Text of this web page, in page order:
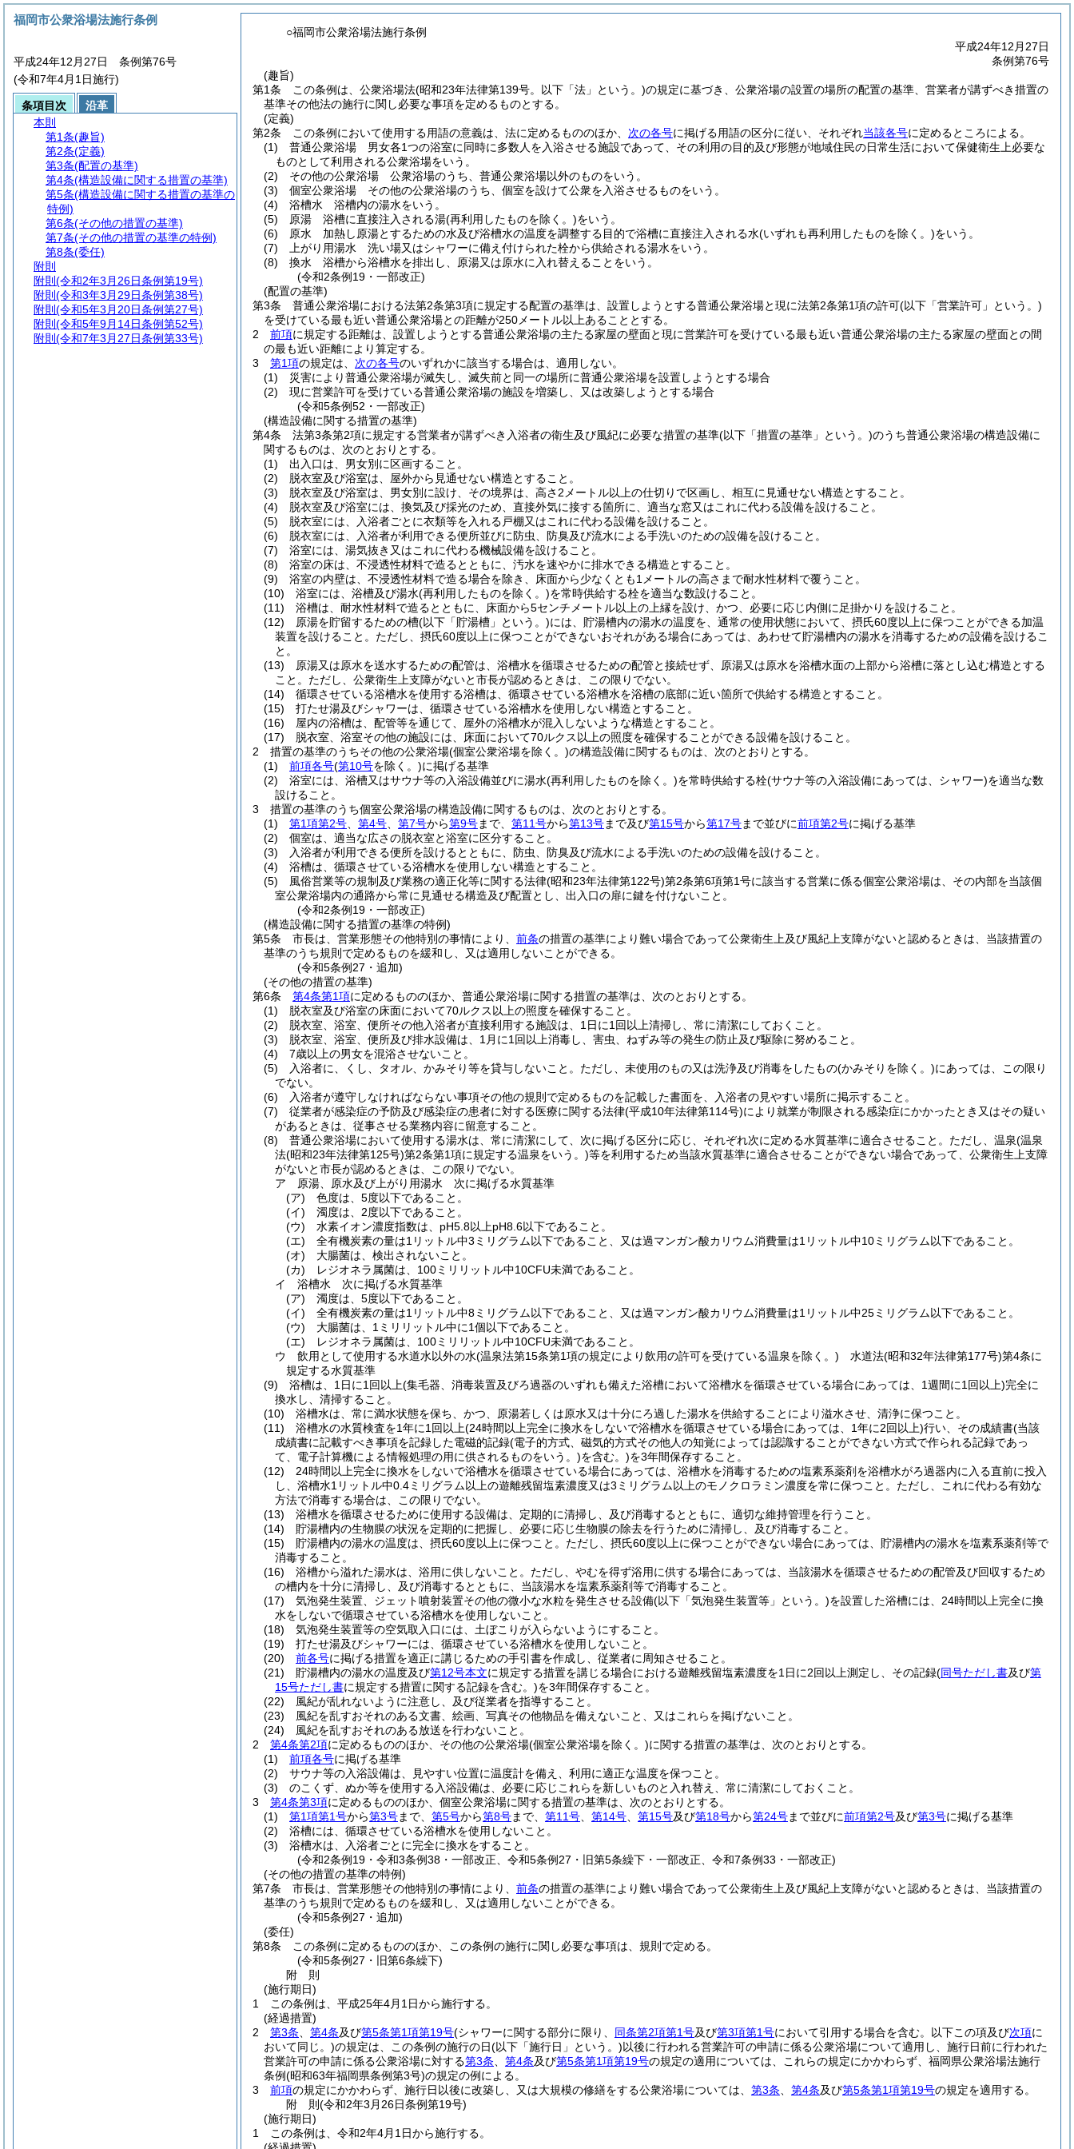
○福岡市公衆浴場法施行条例
平成24年12月27日
条例第76号
(趣旨)
第1条
この条例は、公衆浴場法(昭和23年法律第139号。以下「法」という。)の規定に基づき、公衆浴場の設置の場所の配置の基準、営業者が講ずべき措置の
基準その他法の施行に関し必要な事項を定めるものとする。
(定義)
第2条
この条例において使用する用語の意義は、法に定めるもののほか、 次の各号に掲げる用語の区分に従い、それぞれ当該各号に定めるところによる。
(1)
普通公衆浴場 男女各1つの浴室に同時に多数人を入浴させる施設であって、その利用の目的及び形態が地域住民の日常生活において保健衛生上必要な
ものとして利用される公衆浴場をいう。
(2)
その他の公衆浴場 公衆浴場のうち、普通公衆浴場以外のものをいう。
(3)
個室公衆浴場 その他の公衆浴場のうち、個室を設けて公衆を入浴させるものをいう。
(4)
浴槽水 浴槽内の湯水をいう。
(5)
原湯 浴槽に直接注入される湯(再利用したものを除く。)をいう。
(6)
原水 加熱し原湯とするための水及び浴槽水の温度を調整する目的で浴槽に直接注入される水(いずれも再利用したものを除く。)をいう。
(7)
上がり用湯水 洗い場又はシャワーに備え付けられた栓から供給される湯水をいう。
(8)
換水 浴槽から浴槽水を排出し、原湯又は原水に入れ替えることをいう。
(令和2条例19・一部改正)
(配置の基準)
第3条
普通公衆浴場における法第2条第3項に規定する配置の基準は、設置しようとする普通公衆浴場と現に法第2条第1項の許可(以下「営業許可」という。)
を受けている最も近い普通公衆浴場との距離が250メートル以上あることとする。
2
前項に規定する距離は、設置しようとする普通公衆浴場の主たる家屋の壁面と現に営業許可を受けている最も近い普通公衆浴場の主たる家屋の壁面との間
の最も近い距離により算定する。
3
第1項の規定は、 次の各号のいずれかに該当する場合は、適用しない。
(1)
災害により普通公衆浴場が滅失し、滅失前と同一の場所に普通公衆浴場を設置しようとする場合
(2)
現に営業許可を受けている普通公衆浴場の施設を増築し、又は改築しようとする場合
(令和5条例52・一部改正)
(構造設備に関する措置の基準)
第4条
法第3条第2項に規定する営業者が講ずべき入浴者の衛生及び風紀に必要な措置の基準(以下「措置の基準」という。)のうち普通公衆浴場の構造設備に
関するものは、次のとおりとする。
(1)
出入口は、男女別に区画すること。
(2)
脱衣室及び浴室は、屋外から見通せない構造とすること。
(3)
脱衣室及び浴室は、男女別に設け、その境界は、高さ2メートル以上の仕切りで区画し、相互に見通せない構造とすること。
(4)
脱衣室及び浴室には、換気及び採光のため、直接外気に接する箇所に、適当な窓又はこれに代わる設備を設けること。
(5)
脱衣室には、入浴者ごとに衣類等を入れる戸棚又はこれに代わる設備を設けること。
(6)
脱衣室には、入浴者が利用できる便所並びに防虫、防臭及び流水による手洗いのための設備を設けること。
(7)
浴室には、湯気抜き又はこれに代わる機械設備を設けること。
(8)
浴室の床は、不浸透性材料で造るとともに、汚水を速やかに排水できる構造とすること。
(9)
浴室の内壁は、不浸透性材料で造る場合を除き、床面から少なくとも1メートルの高さまで耐水性材料で覆うこと。
(10)
浴室には、浴槽及び湯水(再利用したものを除く。)を常時供給する栓を適当な数設けること。
(11)
浴槽は、耐水性材料で造るとともに、床面から5センチメートル以上の上縁を設け、かつ、必要に応じ内側に足掛かりを設けること。
(12)
原湯を貯留するための槽(以下「貯湯槽」という。)には、貯湯槽内の湯水の温度を、通常の使用状態において、摂氏60度以上に保つことができる加温
装置を設けること。 ただし、摂氏60度以上に保つことができないおそれがある場合にあっては、あわせて貯湯槽内の湯水を消毒するための設備を設けるこ
と。
(13)
原湯又は原水を送水するための配管は、浴槽水を循環させるための配管と接続せず、原湯又は原水を浴槽水面の上部から浴槽に落とし込む構造とする
こと。 ただし、公衆衛生上支障がないと市長が認めるときは、この限りでない。
(14)
循環させている浴槽水を使用する浴槽は、循環させている浴槽水を浴槽の底部に近い箇所で供給する構造とすること。
(15)
打たせ湯及びシャワーは、循環させている浴槽水を使用しない構造とすること。
(16)
屋内の浴槽は、配管等を通じて、屋外の浴槽水が混入しないような構造とすること。
(17)
脱衣室、浴室その他の施設には、床面において70ルクス以上の照度を確保することができる設備を設けること。
2
措置の基準のうちその他の公衆浴場(個室公衆浴場を除く。)の構造設備に関するものは、次のとおりとする。
(1)
前項各号(第10号を除く。)に掲げる基準
(2)
浴室には、浴槽又はサウナ等の入浴設備並びに湯水(再利用したものを除く。)を常時供給する栓(サウナ等の入浴設備にあっては、シャワー)を適当な数
設けること。
3
措置の基準のうち個室公衆浴場の構造設備に関するものは、次のとおりとする。
(1)
第1項第2号 第4号 第7号から第9号まで、 第11号から第13号まで及び第15号から第17号まで並びに前項第2号に掲げる基準
(2)
個室は、適当な広さの脱衣室と浴室に区分すること。
(3)
入浴者が利用できる便所を設けるとともに、防虫、防臭及び流水による手洗いのための設備を設けること。
(4)
浴槽は、循環させている浴槽水を使用しない構造とすること。
(5)
風俗営業等の規制及び業務の適正化等に関する法律(昭和23年法律第122号)第2条第6項第1号に該当する営業に係る個室公衆浴場は、その内部を当該個
室公衆浴場内の通路から常に見通せる構造及び配置とし、出入口の扉に鍵を付けないこと。
(令和2条例19・一部改正)
(構造設備に関する措置の基準の特例)
第5条
市長は、営業形態その他特別の事情により、 前条の措置の基準により難い場合であって公衆衛生上及び風紀上支障がないと認めるときは、当該措置の
基準のうち規則で定めるものを緩和し、又は適用しないことができる。
(令和5条例27・追加)
(その他の措置の基準)
第6条
第4条第1項に定めるもののほか、普通公衆浴場に関する措置の基準は、次のとおりとする。
(1)
脱衣室及び浴室の床面において70ルクス以上の照度を確保すること。
(2)
脱衣室、浴室、便所その他入浴者が直接利用する施設は、1日に1回以上清掃し、常に清潔にしておくこと。
(3)
脱衣室、浴室、便所及び排水設備は、1月に1回以上消毒し、害虫、ねずみ等の発生の防止及び駆除に努めること。
(4)
7歳以上の男女を混浴させないこと。
(5)
入浴者に、くし、タオル、かみそり等を貸与しないこと。 ただし、未使用のもの又は洗浄及び消毒をしたもの(かみそりを除く。)にあっては、この限り
でない。
(6)
入浴者が遵守しなければならない事項その他の規則で定めるものを記載した書面を、入浴者の見やすい場所に掲示すること。
(7)
従業者が感染症の予防及び感染症の患者に対する医療に関する法律(平成10年法律第114号)により就業が制限される感染症にかかったとき又はその疑い
があるときは、従事させる業務内容に留意すること。
(8)
普通公衆浴場において使用する湯水は、常に清潔にして、次に掲げる区分に応じ、それぞれ次に定める水質基準に適合させること。 ただし、温泉(温泉
法(昭和23年法律第125号)第2条第1項に規定する温泉をいう。)等を利用するため当該水質基準に適合させることができない場合であって、公衆衛生上支障
がないと市長が認めるときは、この限りでない。
ア
原湯、原水及び上がり用湯水 次に掲げる水質基準
(ア)
色度は、5度以下であること。
(イ)
濁度は、2度以下であること。
(ウ)
水素イオン濃度指数は、pH5.8以上pH8.6以下であること。
(エ)
全有機炭素の量は1リットル中3ミリグラム以下であること、又は過マンガン酸カリウム消費量は1リットル中10ミリグラム以下であること。
(オ)
大腸菌は、検出されないこと。
(カ)
レジオネラ属菌は、100ミリリットル中10CFU未満であること。
イ
浴槽水 次に掲げる水質基準
(ア)
濁度は、5度以下であること。
(イ)
全有機炭素の量は1リットル中8ミリグラム以下であること、又は過マンガン酸カリウム消費量は1リットル中25ミリグラム以下であること。
(ウ)
大腸菌は、1ミリリットル中に1個以下であること。
(エ)
レジオネラ属菌は、100ミリリットル中10CFU未満であること。
ウ
飲用として使用する水道水以外の水(温泉法第15条第1項の規定により飲用の許可を受けている温泉を除く。) 水道法(昭和32年法律第177号)第4条に
規定する水質基準
(9)
浴槽は、1日に1回以上(集毛器、消毒装置及びろ過器のいずれも備えた浴槽において浴槽水を循環させている場合にあっては、1週間に1回以上)完全に
換水し、清掃すること。
(10)
浴槽水は、常に満水状態を保ち、かつ、原湯若しくは原水又は十分にろ過した湯水を供給することにより溢水させ、清浄に保つこと。
(11)
浴槽水の水質検査を1年に1回以上(24時間以上完全に換水をしないで浴槽水を循環させている場合にあっては、1年に2回以上)行い、その成績書(当該
成績書に記載すべき事項を記録した電磁的記録(電子的方式、磁気的方式その他人の知覚によっては認識することができない方式で作られる記録であっ
て、電子計算機による情報処理の用に供されるものをいう。)を含む。)を3年間保存すること。
(12)
24時間以上完全に換水をしないで浴槽水を循環させている場合にあっては、浴槽水を消毒するための塩素系薬剤を浴槽水がろ過器内に入る直前に投入
し、浴槽水1リットル中0.4ミリグラム以上の遊離残留塩素濃度又は3ミリグラム以上のモノクロラミン濃度を常に保つこと。 ただし、これに代わる有効な
方法で消毒する場合は、この限りでない。
(13)
浴槽水を循環させるために使用する設備は、定期的に清掃し、及び消毒するとともに、適切な維持管理を行うこと。
(14)
貯湯槽内の生物膜の状況を定期的に把握し、必要に応じ生物膜の除去を行うために清掃し、及び消毒すること。
(15)
貯湯槽内の湯水の温度は、摂氏60度以上に保つこと。 ただし、摂氏60度以上に保つことができない場合にあっては、貯湯槽内の湯水を塩素系薬剤等で
消毒すること。
(16)
浴槽から溢れた湯水は、浴用に供しないこと。 ただし、やむを得ず浴用に供する場合にあっては、当該湯水を循環させるための配管及び回収するため
の槽内を十分に清掃し、及び消毒するとともに、当該湯水を塩素系薬剤等で消毒すること。
(17)
気泡発生装置、ジェット噴射装置その他の微小な水粒を発生させる設備(以下「気泡発生装置等」という。)を設置した浴槽には、24時間以上完全に換
水をしないで循環させている浴槽水を使用しないこと。
(18)
気泡発生装置等の空気取入口には、土ぼこりが入らないようにすること。
(19)
打たせ湯及びシャワーには、循環させている浴槽水を使用しないこと。
(20)
前各号に掲げる措置を適正に講じるための手引書を作成し、従業者に周知させること。
(21)
貯湯槽内の湯水の温度及び第12号本文に規定する措置を講じる場合における遊離残留塩素濃度を1日に2回以上測定し、その記録(同号ただし書及び第
15号ただし書に規定する措置に関する記録を含む。)を3年間保存すること。
(22)
風紀が乱れないように注意し、及び従業者を指導すること。
(23)
風紀を乱すおそれのある文書、絵画、写真その他物品を備えないこと、又はこれらを掲げないこと。
(24)
風紀を乱すおそれのある放送を行わないこと。
2
第4条第2項に定めるもののほか、その他の公衆浴場(個室公衆浴場を除く。)に関する措置の基準は、次のとおりとする。
(1)
前項各号に掲げる基準
(2)
サウナ等の入浴設備は、見やすい位置に温度計を備え、利用に適正な温度を保つこと。
(3)
のこくず、ぬか等を使用する入浴設備は、必要に応じこれらを新しいものと入れ替え、常に清潔にしておくこと。
3
第4条第3項に定めるもののほか、個室公衆浴場に関する措置の基準は、次のとおりとする。
(1)
第1項第1号から第3号まで、 第5号から第8号まで、 第11号 第14号 第15号及び第18号から第24号まで並びに前項第2号及び第3号に掲げる基準
(2)
浴槽には、循環させている浴槽水を使用しないこと。
(3)
浴槽水は、入浴者ごとに完全に換水をすること。
(令和2条例19・令和3条例38・一部改正、令和5条例27・旧第5条繰下・一部改正、令和7条例33・一部改正)
(その他の措置の基準の特例)
第7条
市長は、営業形態その他特別の事情により、 前条の措置の基準により難い場合であって公衆衛生上及び風紀上支障がないと認めるときは、当該措置の
基準のうち規則で定めるものを緩和し、又は適用しないことができる。
(令和5条例27・追加)
(委任)
第8条
この条例に定めるもののほか、この条例の施行に関し必要な事項は、規則で定める。
(令和5条例27・旧第6条繰下)
附 則
(施行期日)
1
この条例は、平成25年4月1日から施行する。
(経過措置)
2
第3条 第4条及び第5条第1項第19号(シャワーに関する部分に限り、 同条第2項第1号及び第3項第1号において引用する場合を含む。以下この項及び次項に
おいて同じ。)の規定は、この条例の施行の日(以下「施行日」という。)以後に行われる営業許可の申請に係る公衆浴場について適用し、施行日前に行われた
営業許可の申請に係る公衆浴場に対する第3条 第4条及び第5条第1項第19号の規定の適用については、これらの規定にかかわらず、福岡県公衆浴場法施行
条例(昭和63年福岡県条例第3号)の規定の例による。
3
前項の規定にかかわらず、施行日以後に改築し、又は大規模の修繕をする公衆浴場については、 第3条 第4条及び第5条第1項第19号の規定を適用する。
附 則(令和2年3月26日条例第19号)
(施行期日)
1
この条例は、令和2年4月1日から施行する。
福岡市公衆浴場法施行条例
平成24年12月27日 条例第76号
(令和7年4月1日施行)
条項目次
沿革
本則
第1条(趣旨)
第2条(定義)
第3条(配置の基準)
第4条(構造設備に関する措置の基準)
第5条(構造設備に関する措置の基準の
特例)
第6条(その他の措置の基準)
第7条(その他の措置の基準の特例)
第8条(委任)
附則
附則 (令和2年3月26日条例第19号)
附則 (令和3年3月29日条例第38号)
附則 (令和5年3月20日条例第27号)
附則 (令和5年9月14日条例第52号)
附則 (令和7年3月27日条例第33号)